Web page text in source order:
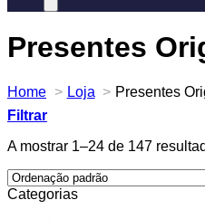
Presentes
Home Loja
Presentes
Filtrar
A mostrar 1–24 de 147
Categorias